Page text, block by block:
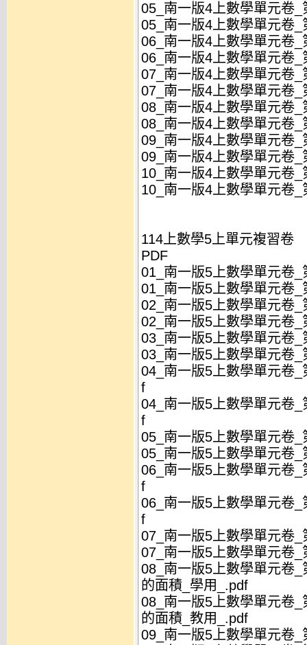
05_南一版4上數學單元卷
05_南一版4上數學單元卷
06_南一版4上數學單元卷
06_南一版4上數學單元卷
07_南一版4上數學單元卷
07_南一版4上數學單元卷
08_南一版4上數學單元卷
08_南一版4上數學單元卷
09_南一版4上數學單元卷
09_南一版4上數學單元卷
10_南一版4上數學單元卷
10_南一版4上數學單元卷
114上數學5上單元複習卷
PDF
01_南一版5上數學單元卷
01_南一版5上數學單元卷
02_南一版5上數學單元卷
02_南一版5上數學單元卷
03_南一版5上數學單元卷
03_南一版5上數學單元卷
04_南一版5上數學單元卷
f
04_南一版5上數學單元卷
f
05_南一版5上數學單元卷
05_南一版5上數學單元卷
06_南一版5上數學單元卷
f
06_南一版5上數學單元卷
f
07_南一版5上數學單元卷
07_南一版5上數學單元卷
08_南一版5上數學單元卷
的面積_學用_.pdf
08_南一版5上數學單元卷
的面積_教用_.pdf
09_南一版5上數學單元卷